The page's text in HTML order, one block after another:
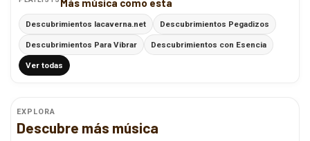
Más música como esta
Descubrimientos lacaverna.net Descubrimientos Pegadizos
Descubrimientos Para Vibrar Descubrimientos con Esencia
Ver todas
EXPLORA
Descubre más música